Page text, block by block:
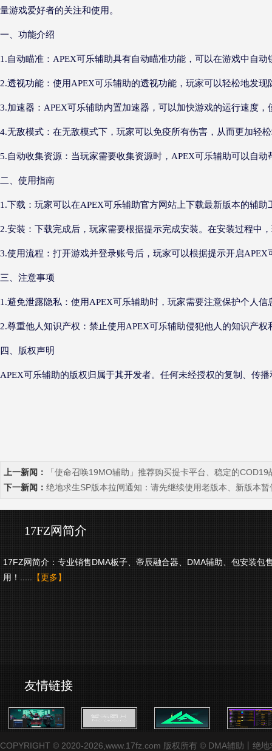
量游戏爱好者的关注和使用。
一、功能介绍
1.自动瞄准：APEX可乐辅助具有自动瞄准功能，可以在游戏中自
2.透视功能：使用APEX可乐辅助的透视功能，玩家可以轻松地发
3.加速器：APEX可乐辅助内置加速器，可以加快游戏的运行速度
4.无敌模式：在无敌模式下，玩家可以免疫所有伤害，从而更加轻
5.自动收集资源：当玩家需要收集资源时，APEX可乐辅助可以自
二、使用指南
1.下载：玩家可以在APEX可乐辅助官方网站上下载最新版本的辅助
2.安装：下载完成后，玩家需要根据提示完成安装。在安装过程中
3.使用流程：打开游戏并登录账号后，玩家可以根据提示开启
三、注意事项
1.避免泄露隐私：使用APEX可乐辅助时，玩家需要注意保护个人
2.尊重他人知识产权：禁止使用APEX可乐辅助侵犯他人的知识产权
四、版权声明
APEX可乐辅助的版权归属于其开发者。任何未经授权的复制、传
上一新闻：
「使命召唤19MO辅助」推荐购买提卡平台、稳定的
下一新闻： 绝地求生SP版本拉闸通知：请先继续使用老版本、新版本暂
17FZ网简介
17FZ网简介：专业销售DMA板子、帝辰融合器、DMA辅助、包安装包
用！.....
【更多】
友情链接
COPYRIGHT © 2020-2026,www.17fz.com 版权所有 © DMA辅助丨绝